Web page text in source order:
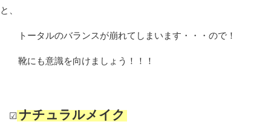
と、
トータルのバランスが崩れてしまいます・・・ので！
靴にも意識を向けましょう！！！
☑ ナチュラルメイク